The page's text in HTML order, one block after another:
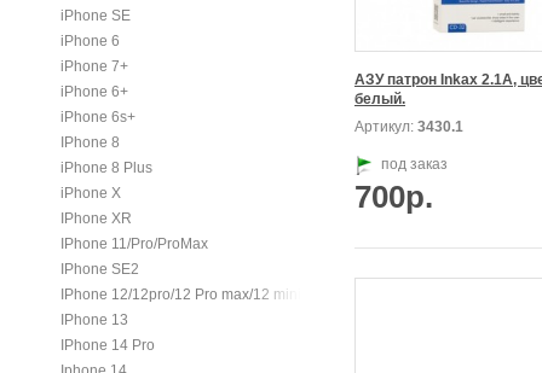
iPhone SE
iPhone 6
iPhone 7+
iPhone 6+
iPhone 6s+
IPhone 8
iPhone 8 Plus
iPhone X
IPhone XR
IPhone 11/Pro/ProMax
IPhone SE2
IPhone 12/12pro/12 Pro max/12 mini.
IPhone 13
IPhone 14 Pro
АЗУ патрон Inkax 2.1A,
белый.
Артикул: 3430.1
под заказ
700р.